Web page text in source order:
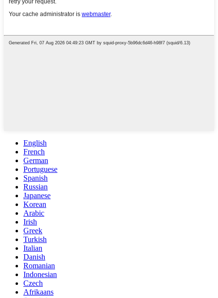
English
French
German
Portuguese
Spanish
Russian
Japanese
Korean
Arabic
Irish
Greek
Turkish
Italian
Danish
Romanian
Indonesian
Czech
Afrikaans